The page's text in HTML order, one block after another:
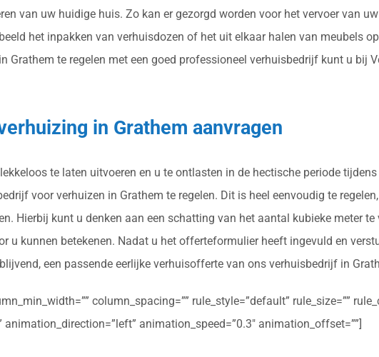
van uw huidige huis. Zo kan er gezorgd worden voor het vervoer van
het inpakken van verhuisdozen of het uit elkaar halen van meubels
Grathem te regelen met een goed professioneel verhuisbedrijf kunt u bij
in Grathem aanvragen
te laten uitvoeren en u te ontlasten in de hectische periode
voor verhuizen in Grathem te regelen. Dit is heel eenvoudig te
Hierbij kunt u denken aan een schatting van het aantal kubieke meter
u kunnen betekenen. Nadat u het offerteformulier heeft ingevuld en
een passende eerlijke verhuisofferte van ons verhuisbedrijf in
column_spacing=”” rule_style=”default” rule_size=””
animation_direction=”left” animation_speed=”0.3″ animation_offset=””]